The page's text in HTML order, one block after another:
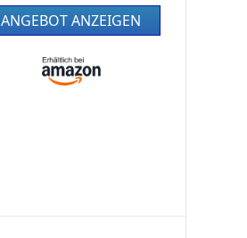
ANGEBOT ANZEIGEN